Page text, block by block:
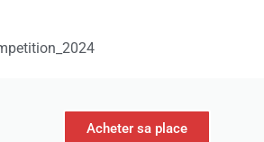
Acheter sa place